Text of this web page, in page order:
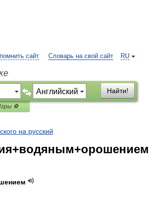
RU
сайт Словарь на свой сайт
Найти!
⚽
на русский